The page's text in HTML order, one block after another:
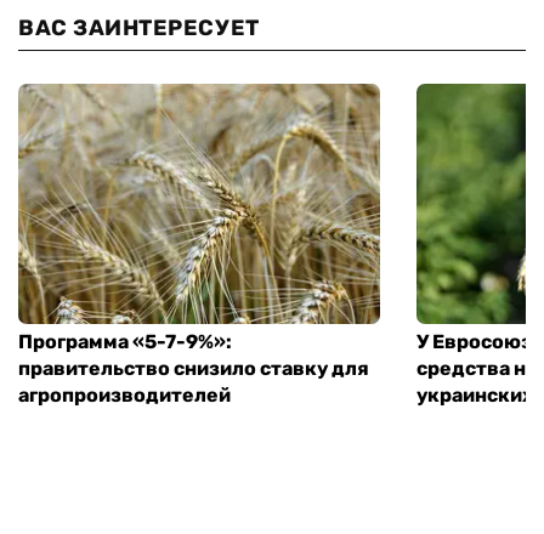
ВАС ЗАИНТЕРЕСУЕТ
Программа «5-7-9%»:
правительство снизило ставку для
агропроизводителей
У
средства